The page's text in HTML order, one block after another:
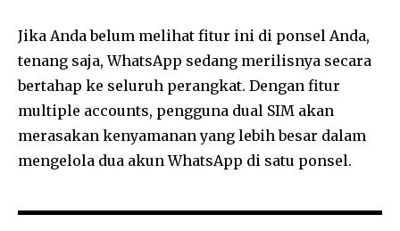
Jika Anda belum melihat fitur ini di ponsel Anda,
tenang saja, WhatsApp sedang merilisnya secara
bertahap ke seluruh perangkat. Dengan fitur
multiple accounts, pengguna dual SIM akan
merasakan kenyamanan yang lebih besar dalam
mengelola dua akun WhatsApp di satu ponsel.